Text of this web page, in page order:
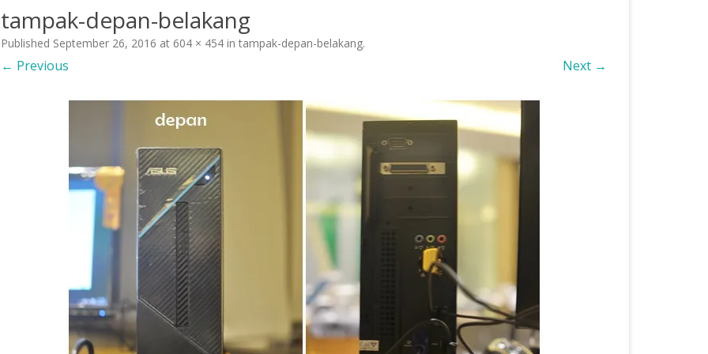
tampak-depan-belakang
Published September 26, 2016 at 604 × 454 intampak-depan-belakang.
← Previous Next →